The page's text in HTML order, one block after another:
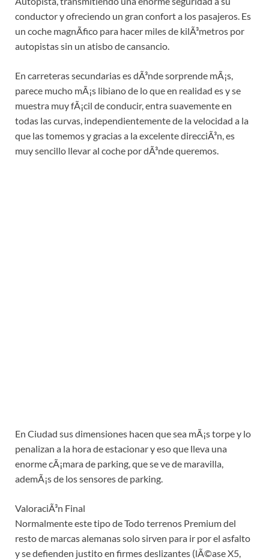
conductor y ofreciendo un gran confort a los pasajeros. Es
un coche magnÃ­fico para hacer miles de kilÃ³metros por
autopistas sin un atisbo de cansancio.
En carreteras secundarias es dÃ³nde sorprende mÃ¡s,
parece mucho mÃ¡s libiano de lo que en realidad es y se
muestra muy fÃ¡cil de conducir, entra suavemente en
todas las curvas, independientemente de la velocidad a la
que las tomemos y gracias a la excelente direcciÃ³n, es
muy sencillo llevar al coche por dÃ³nde queremos.
En Ciudad sus dimensiones hacen que sea mÃ¡s torpe y lo
penalizan a la hora de estacionar y eso que lleva una
enorme cÃ¡mara de parking, que se ve de maravilla,
ademÃ¡s de los sensores de parking.
ValoraciÃ³n Final
Normalmente este tipo de Todo terrenos Premium del
resto de marcas alemanas solo sirven para ir por el asfalto
y se defienden justito en firmes deslizantes (lÃ©ase X5,